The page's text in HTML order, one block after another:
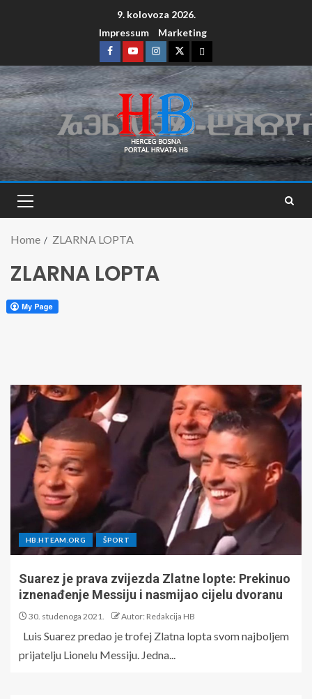
9. kolovoza 2026.
Impressum
Marketing
Home ZLARNA LOPTA
ZLARNA LOPTA
HB.HTEAM.ORG ŠPORT
Suarez je prava zvijezda Zlatne lopte: Prekinuo
iznenađenje Messiju i nasmijao cijelu dvoranu
30. studenoga 2021. Autor: Redakcija HB
Luis Suarez predao je trofej Zlatna lopta svom najboljem
prijatelju Lionelu Messiju. Jedna...